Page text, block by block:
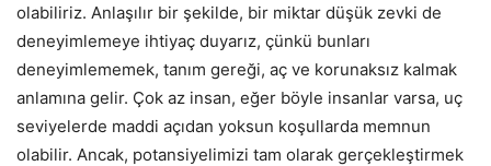
olabiliriz. Anlaşılır bir şekilde, bir miktar düşük zevki de
deneyimlemeye ihtiyaç duyarız, çünkü bunları
deneyimlememek, tanım gereği, aç ve korunaksız kalmak
anlamına gelir. Çok az insan, eğer böyle insanlar varsa, uç
seviyelerde maddi açıdan yoksun koşullarda memnun
olabilir. Ancak, potansiyelimizi tam olarak gerçekleştirmek